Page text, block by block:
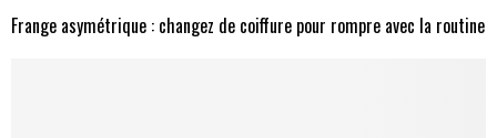
Frange asymétrique : changez de coiffure pour rompre avec la routine